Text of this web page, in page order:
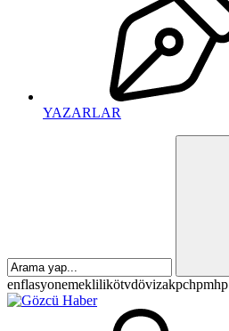
YAZARLAR
enflasyonemeklilikötvdövizakpchpmhp